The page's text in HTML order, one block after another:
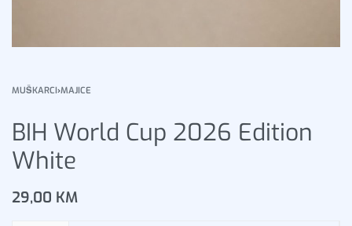
MUŠKARCI›MAJICE
BIH World Cup 2026 Edition
White
29,00 KM